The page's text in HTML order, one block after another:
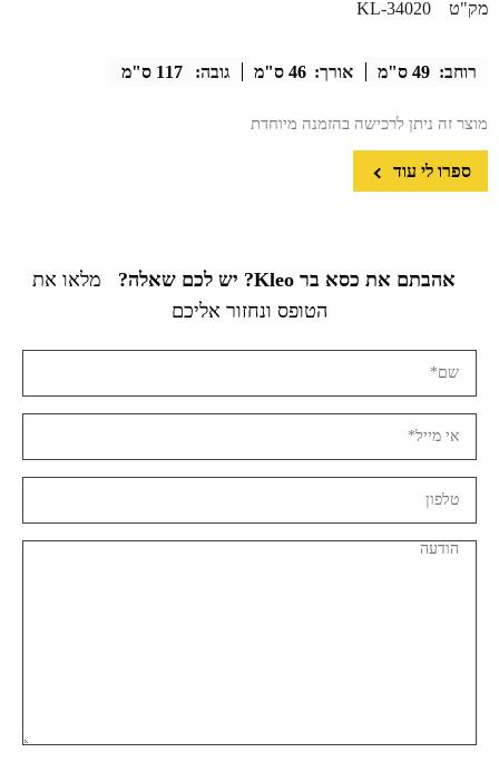
מק"ט KL-34020
רוחב: 49 ס"מ אורך: 46 ס"מ גובה: 117 ס"מ
מוצר זה ניתן לרכישה בהזמנה מיוחדת
ספרו לי עוד
אהבתם את כסא בר Kleo? יש לכם שאלה?
מלאו את
הטופס ונחזור אליכם